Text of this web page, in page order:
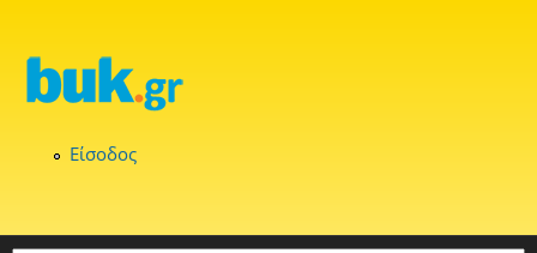
Είσοδος